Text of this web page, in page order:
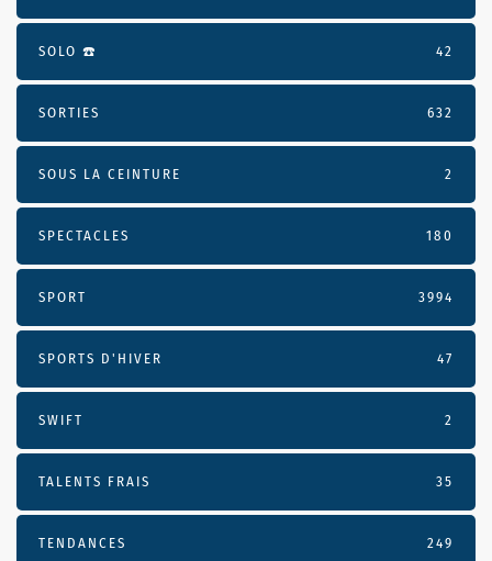
SOLO ☎️ 42
SORTIES 632
SOUS LA CEINTURE 2
SPECTACLES 180
SPORT 3994
SPORTS D'HIVER 47
SWIFT 2
TALENTS FRAIS 35
TENDANCES 249